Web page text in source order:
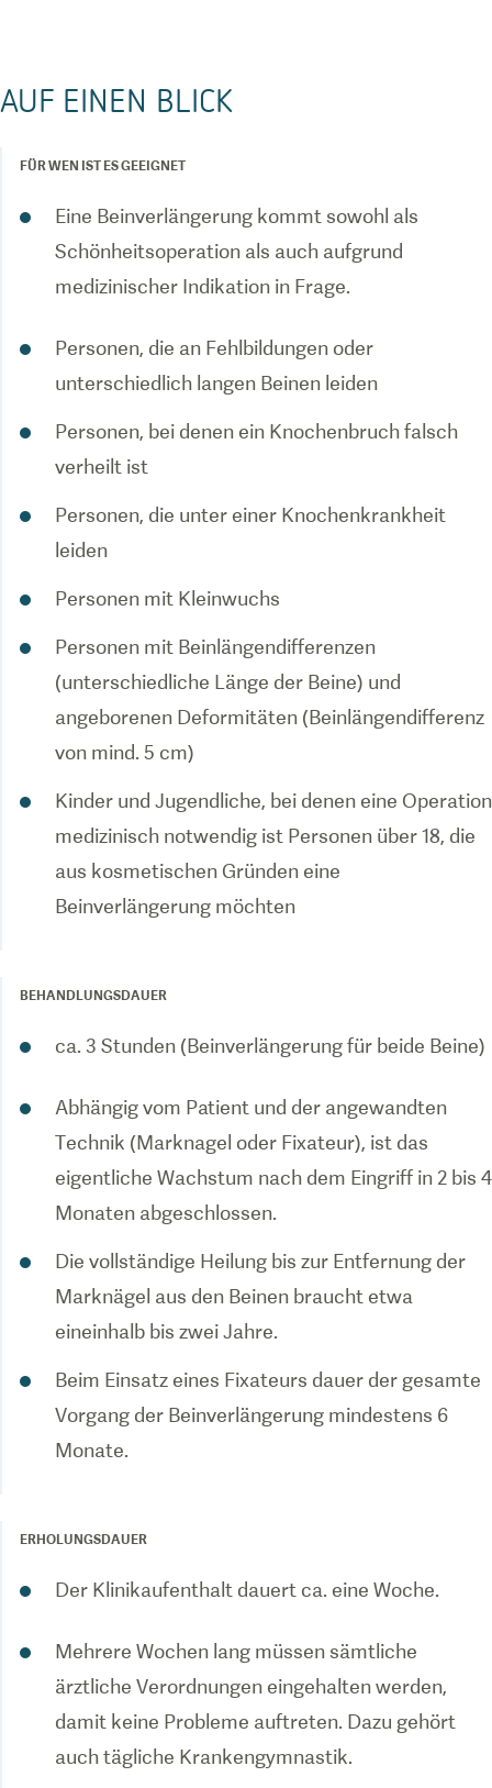
AUF EINEN BLICK
FÜR WEN IST ES GEEIGNET
Eine Beinverlängerung kommt sowohl als
Schönheitsoperation als auch aufgrund
medizinischer Indikation in Frage.
Personen, die an Fehlbildungen oder
unterschiedlich langen Beinen leiden
Personen, bei denen ein Knochenbruch falsch
verheilt ist
Personen, die unter einer Knochenkrankheit
leiden
Personen mit Kleinwuchs
Personen mit Beinlängendifferenzen
(unterschiedliche Länge der Beine) und
angeborenen Deformitäten (Beinlängendifferenz
von mind. 5 cm)
Kinder und Jugendliche, bei denen eine Operation
medizinisch notwendig ist Personen über 18, die
aus kosmetischen Gründen eine
Beinverlängerung möchten
BEHANDLUNGSDAUER
ca. 3 Stunden (Beinverlängerung für beide Beine)
Abhängig vom Patient und der angewandten
Technik (Marknagel oder Fixateur), ist das
eigentliche Wachstum nach dem Eingriff in 2 bis 4
Monaten abgeschlossen.
Die vollständige Heilung bis zur Entfernung der
Marknägel aus den Beinen braucht etwa
eineinhalb bis zwei Jahre.
Beim Einsatz eines Fixateurs dauer der gesamte
Vorgang der Beinverlängerung mindestens 6
Monate.
ERHOLUNGSDAUER
Der Klinikaufenthalt dauert ca. eine Woche.
Mehrere Wochen lang müssen sämtliche
ärztliche Verordnungen eingehalten werden,
damit keine Probleme auftreten. Dazu gehört
auch tägliche Krankengymnastik.